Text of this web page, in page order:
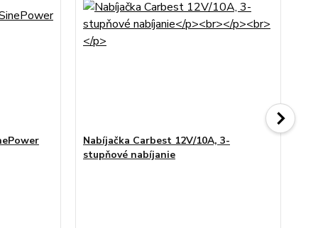
Nabíjačka Carbest 12V/10A, 3-
stupňové nabíjanie